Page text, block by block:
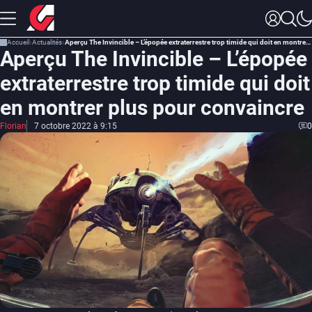
Accueil Actualités Aperçu The Invincible – L’épopée extraterrestre trop timide qui doit en montrer plus pour convaincre
Aperçu The Invincible – L’épopée
extraterrestre trop timide qui doit
en montrer plus pour convaincre
Florian 7 octobre 2022 à 9:15 0